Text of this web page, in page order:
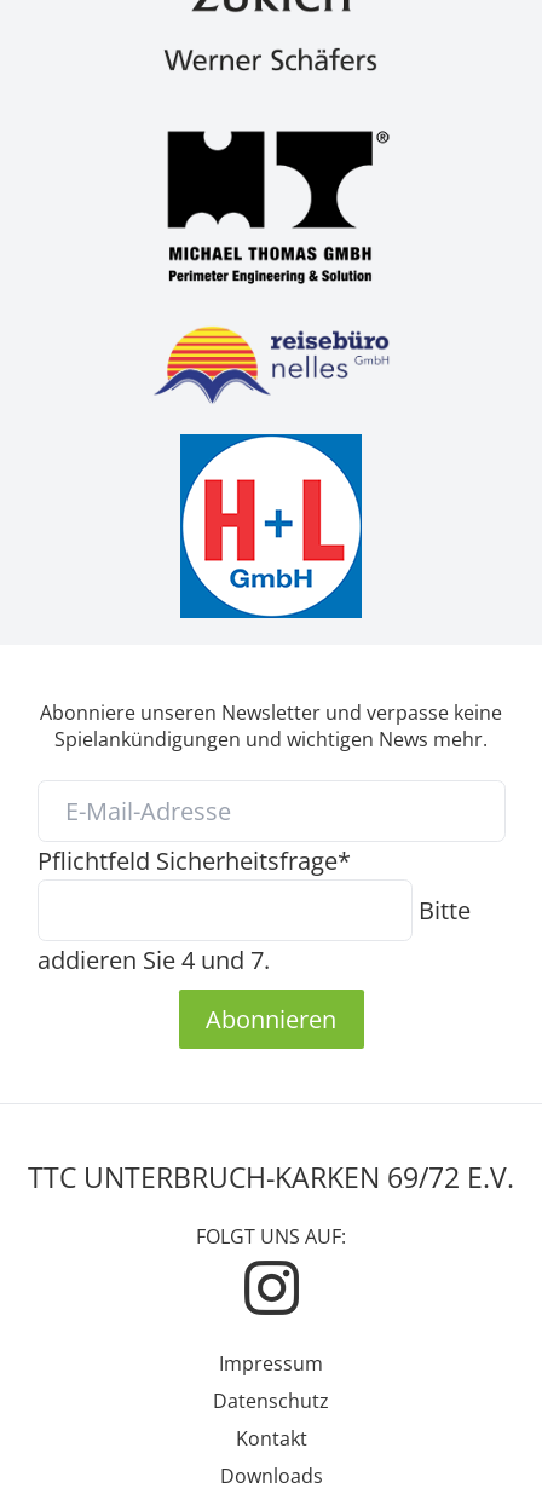
Abonniere unseren Newsletter und verpasse keine
Spielankündigungen und wichtigen News mehr.
Pflichtfeld Sicherheitsfrage*
Bitte
addieren Sie 4 und 7.
Abonnieren
TTC UNTERBRUCH-KARKEN 69/72 E.V.
FOLGT UNS AUF:
Impressum
Datenschutz
Kontakt
Downloads